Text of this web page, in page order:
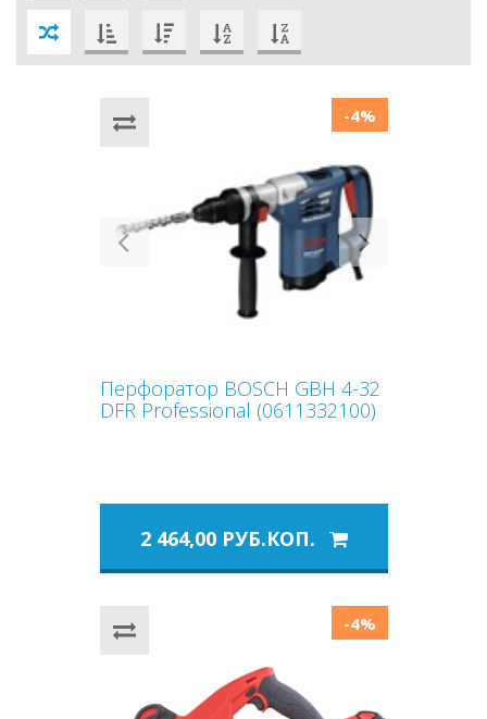
-4%
Previous Next
Перфоратор BOSCH GBH 4-32
DFR Professional (0611332100)
2 464,00 РУБ.КОП.
-4%